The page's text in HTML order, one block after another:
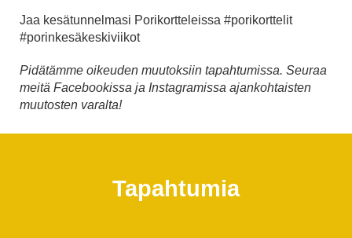
Jaa kesätunnelmasi Porikortteleissa #porikorttelit
#porinkesäkeskiviikot
Pidätämme oikeuden muutoksiin tapahtumissa. Seuraa
meitä Facebookissa ja Instagramissa ajankohtaisten
muutosten varalta!
Tapahtumia